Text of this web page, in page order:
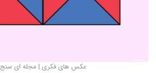
عکس های فکری | مجله ای سنج